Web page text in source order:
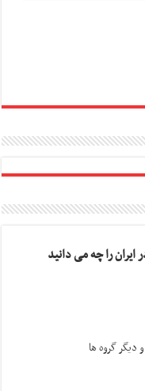
را چه می دانید
گروه ها